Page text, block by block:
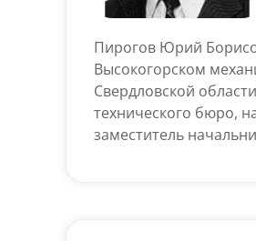
Пирогов Юрий
Высокогорском
Свердловской
технического бюро,
заместитель